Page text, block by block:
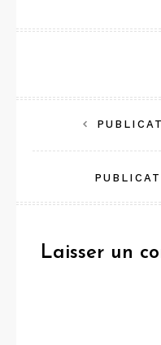
Navigation
de
l’article
Laisser un